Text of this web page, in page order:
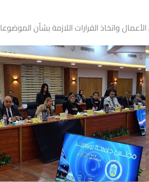
واتخاذ القرارات اللازمة بشأن